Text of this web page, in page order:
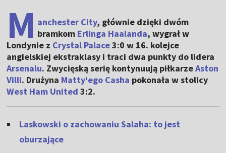
M anchester City, głównie dzięki dwóm
bramkom Erlinga Haalanda, wygrał w
Londynie z Crystal Palace3:0 w 16. kolejce
angielskiej ekstraklasy i traci dwa punkty do lidera
Arsenalu. Zwycięską serię kontynuują piłkarzeAston
Villi. Drużyna Matty'ego Casha pokonała w stolicy
West Ham United 3:2.
Laskowski o zachowaniu Salaha: to jest
oburzające